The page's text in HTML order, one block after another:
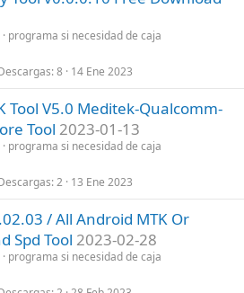
programa si necesidad de caja
8 14 Ene 2023
Tool V5.0 Meditek-Qualcomm-
Tool 2023-01-13
programa si necesidad de caja
2 13 Ene 2023
/ All Android MTK Or
Spd Tool 2023-02-28
programa si necesidad de caja